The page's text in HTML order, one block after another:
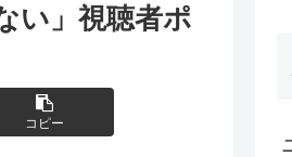
おまえら「お盆玉」いくらあげる
若者「ボディーバッグはオシャレ
【動画】チー牛、リア凸される
い」視聴者ポ
コピー